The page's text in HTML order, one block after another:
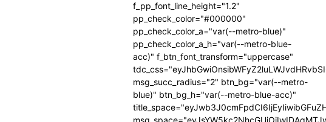
f_pp_font_line_height="1.2"
pp_check_color="#000000"
pp_check_color_a="var(--metro-blue)"
pp_check_color_a_h="var(--metro-blue-
acc)" f_btn_font_transform="uppercase"
msg_succ_radius="2" btn_bg="var(--metro-
blue)" btn_bg_h="var(--metro-blue-acc)"